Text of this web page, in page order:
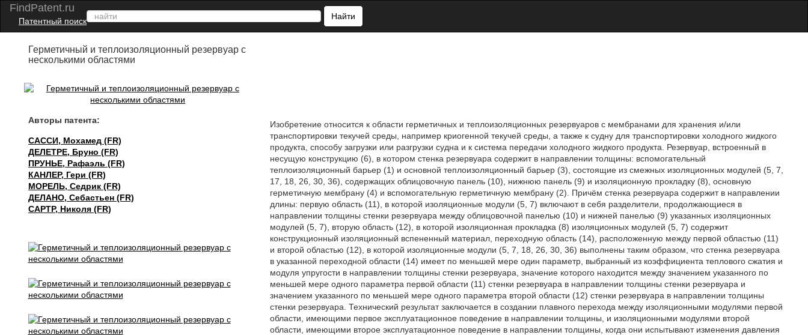
FindPatent.ru
Патентный поиск
Найти
Герметичный и теплоизоляционный резервуар с
несколькими областями
Авторы патента:
САССИ, Мохамед (FR)
ДЕЛЕТРЕ, Бруно (FR)
ПРУНЬЕ, Рафаэль (FR)
КАНЛЕР, Гери (FR)
МОРЕЛЬ, Седрик (FR)
ДЕЛАНО, Себастьен (FR)
САРТР, Николя (FR)
Изобретение относится к области герметичных и теплоизоляционных резервуаров с мембранами для хранения и/или
транспортировки текучей среды, например криогенной текучей среды, а также к судну для транспортировки холодного жидкого
продукта, способу загрузки или разгрузки судна и к система передачи холодного жидкого продукта. Резервуар, встроенный в
несущую конструкцию (6), в котором стенка резервуара содержит в направлении толщины: вспомогательный
теплоизоляционный барьер (1) и основной теплоизоляционный барьер (3), состоящие из смежных изоляционных модулей (5, 7,
17, 18, 26, 30, 36), содержащих облицовочную панель (10), нижнюю панель (9) и изоляционную прокладку (8), основную
герметичную мембрану (4) и вспомогательную герметичную мембрану (2). Причём стенка резервуара содержит в направлении
длины: первую область (11), в которой изоляционные модули (5, 7) включают в себя разделители, продолжающиеся в
направлении толщины стенки резервуара между облицовочной панелью (10) и нижней панелью (9) указанных изоляционных
модулей (5, 7), вторую область (12), в которой изоляционная прокладка (8) изоляционных модулей (5, 7) содержит
конструкционный изоляционный вспененный материал, переходную область (14), расположенную между первой областью (11)
и второй областью (12), в которой изоляционные модули (5, 7, 18, 26, 30, 36) выполнены таким образом, что стенка резервуара
в указанной переходной области (14) имеет по меньшей мере один параметр, выбранный из коэффициента теплового сжатия и
модуля упругости в направлении толщины стенки резервуара, значение которого находится между значением указанного по
меньшей мере одного параметра первой области (11) стенки резервуара в направлении толщины стенки резервуара и
значением указанного по меньшей мере одного параметра второй области (12) стенки резервуара в направлении толщины
стенки резервуара. Технический результат заключается в создании плавного перехода между изоляционными модулями первой
области, имеющими первое эксплуатационное поведение в направлении толщины, и изоляционными модулями второй
области, имеющими второе эксплуатационное поведение в направлении толщины, когда они испытывают изменения давления